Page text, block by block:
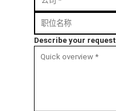
Describe your request